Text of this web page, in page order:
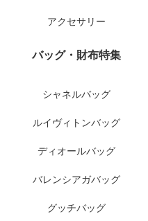
アクセサリー
バッグ・財布特集
シャネルバッグ
ルイヴィトンバッグ
ディオールバッグ
バレンシアガバッグ
グッチバッグ